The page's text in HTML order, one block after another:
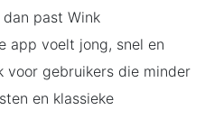
past Wink
app voelt jong, snel en
voor gebruikers die minder
en klassieke